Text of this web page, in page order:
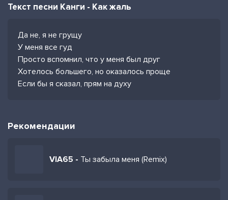
Текст песни Канги - Как жаль
Да не, я не грущу
У меня все гуд
Просто вспомнил, что у меня был друг
Хотелось большего, но оказалось проще
Если бы я сказал, прям на духу
Рекомендации
VIA65 - Ты забыла меня (Remix)